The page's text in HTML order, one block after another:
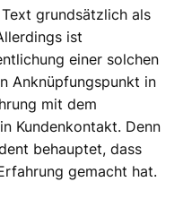
grundsätzlich als
ist
einer solchen
Anknüpfungspunkt in
mit dem
Kundenkontakt. Denn
behauptet, dass
gemacht hat.